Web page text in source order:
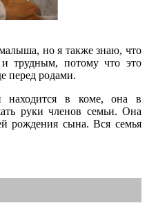
но я также знаю, что
трудным, потому что это
перед родами.
находится в коме, она в
руки членов семьи. Она
рождения сына. Вся семья